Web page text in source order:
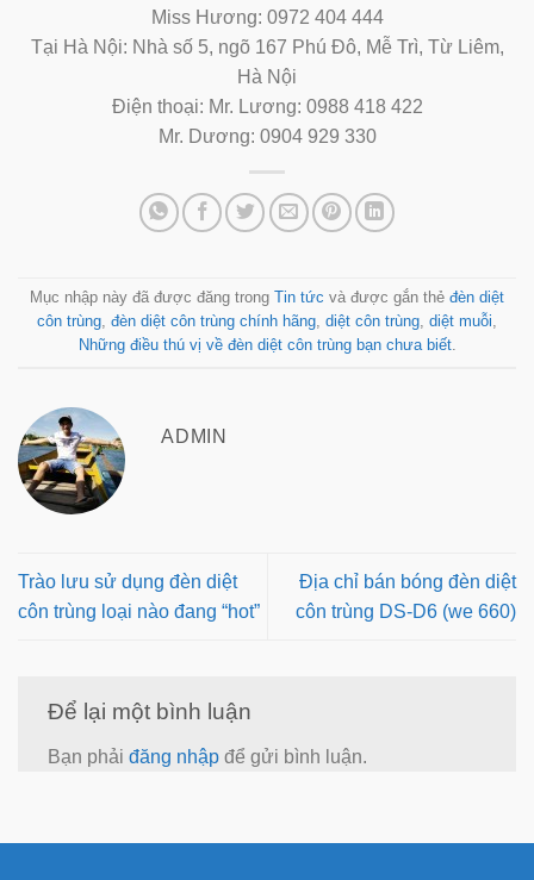
Miss Hương: 0972 404 444
Tại Hà Nội: Nhà số 5, ngõ 167 Phú Đô, Mễ Trì, Từ Liêm,
Hà Nội
Điện thoại: Mr. Lương: 0988 418 422
Mr. Dương: 0904 929 330
Mục nhập này đã được đăng trong Tin tức và được gắn thẻ đèn diệt
côn trùng đèn diệt côn trùng chính hãng diệt côn trùng diệt muỗi
Những điều thú vị về đèn diệt côn trùng bạn chưa biết.
ADMIN
Trào lưu sử dụng đèn diệt
côn trùng loại nào đang “hot”
Địa chỉ bán bóng đèn diệt
côn trùng DS-D6 (we 660)
Để lại một bình luận
Bạn phải đăng nhập để gửi bình luận.